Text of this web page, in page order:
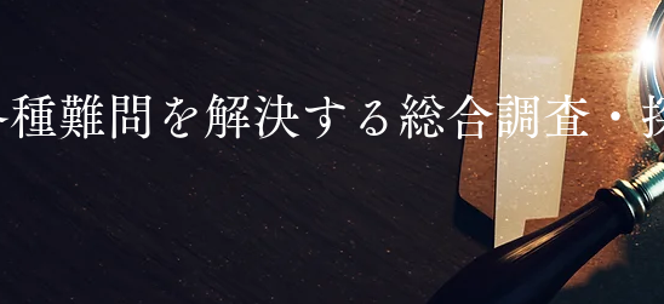
種難問を解決する総合調査